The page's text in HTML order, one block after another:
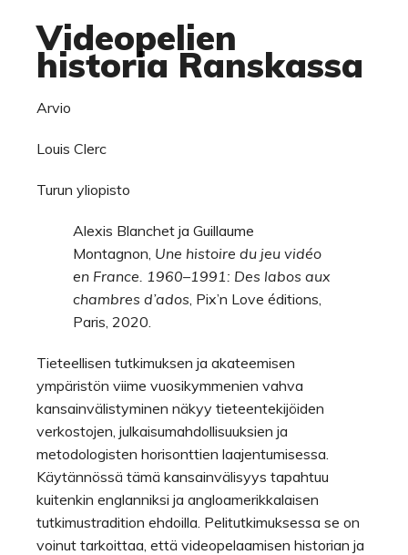
Videopelien
historia Ranskassa
Arvio
Louis Clerc
Turun yliopisto
Alexis Blanchet ja Guillaume
Montagnon, Une histoire du jeu vidéo
en France. 1960–1991: Des labos aux
chambres d’ados, Pix’n Love éditions,
Paris, 2020.
Tieteellisen tutkimuksen ja akateemisen
ympäristön viime vuosikymmenien vahva
kansainvälistyminen näkyy tieteentekijöiden
verkostojen, julkaisumahdollisuuksien ja
metodologisten horisonttien laajentumisessa.
Käytännössä tämä kansainvälisyys tapahtuu
kuitenkin englanniksi ja angloamerikkalaisen
tutkimustradition ehdoilla. Pelitutkimuksessa se on
voinut tarkoittaa, että videopelaamisen historian ja